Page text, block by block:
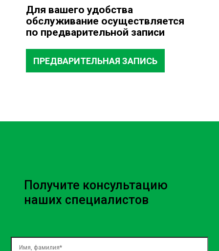
Для вашего удобства
обслуживание осуществляется
по предварительной записи
ПРЕДВАРИТЕЛЬНАЯ ЗАПИСЬ
Получите консультацию
наших специалистов